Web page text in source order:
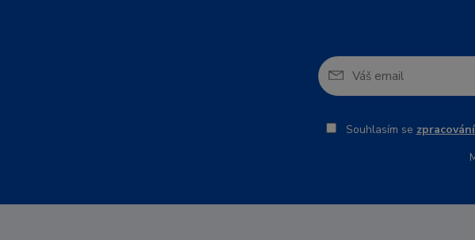
Souhlasím se